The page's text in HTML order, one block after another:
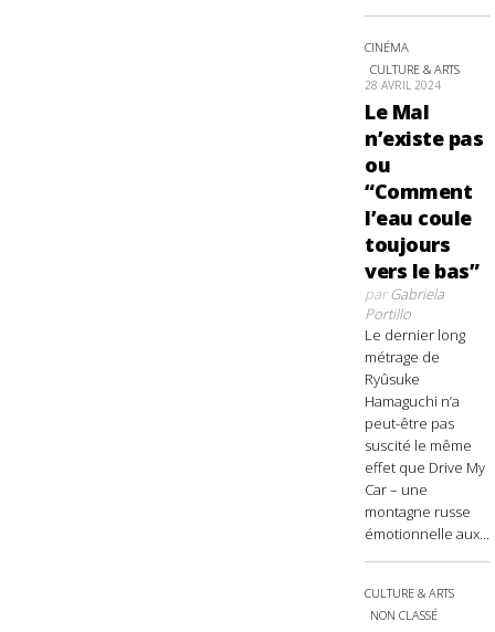
CINÉMA
CULTURE & ARTS
28 AVRIL 2024
Le Mal
n’existe pas
ou
“Comment
l’eau coule
toujours
vers le bas”
parGabriela
Portillo
Le dernier long
métrage de
Ryûsuke
Hamaguchi n’a
peut-être pas
suscité le même
effet que Drive My
Car – une
montagne russe
émotionnelle aux...
CULTURE & ARTS
NON CLASSÉ